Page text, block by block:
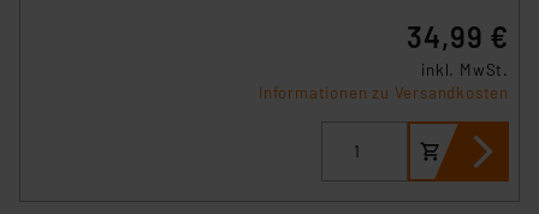
34,99 €
inkl. MwSt.
Informationen zu Versandkosten